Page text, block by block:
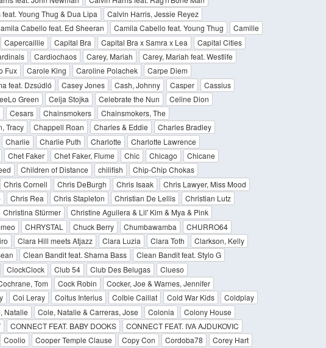
Young Thug & Dua Lipa
Calvin Harris, Jessie Reyez
Cabello feat. Ed Sheeran Camila Cabello feat. Young Thug
Camille
Capercaillie Capital Bra Capital Bra x Samra x Lea
Capital Cities
Cardiochaos Carey, Mariah
Carey, Mariah feat. Westlife
Fux Carole King Caroline Polachek
Carpe Diem
feat. Dzsúdló Casey Jones Cash, Johnny Casper
Cassius
Green Ceija Stojka Celebrate the Nun
Celine Dion
Cesars Chainsmokers
Chainsmokers, The
Tracy Chappell Roan Charles & Eddie
Charles Bradley
Charlie Charlie Puth Charlotte
Charlotte Lawrence
Chet Faker Chet Faker, Flume Chic Chicago
Chicane
Children of Distance chilifish
Chip-Chip Chokas
Chris Cornell Chris DeBurgh Chris Isaak
Chris Lawyer, Miss Mood
Chris Rea Chris Stapleton Christian De Lellis
Christian Lutz
Christina Stürmer
Christine Aguilera & Lil' Kim & Mya & Pink
CHRYSTAL Chuck Berry Chumbawamba
CHURRO64
Clara Hill meets Atjazz Clara Luzia Clara Toth
Clarkson, Kelly
Clean Bandit feat. Sharna Bass
Clean Bandit feat. Stylo G
ClockClock Club 54 Club Des Belugas
Clueso
Tom Cock Robin
Cocker, Joe & Warnes, Jennifer
Coi Leray Coitus Interius Colbie Caillat Cold War Kids
Coldplay
Natalie Cole, Natalie & Carreras, Jose Colonia
Colony House
CONNECT FEAT. BABY DOOKS
CONNECT FEAT. IVA AJDUKOVIC
Coolio Cooper Temple Clause Copy Con Cordoba78 Corey Hart